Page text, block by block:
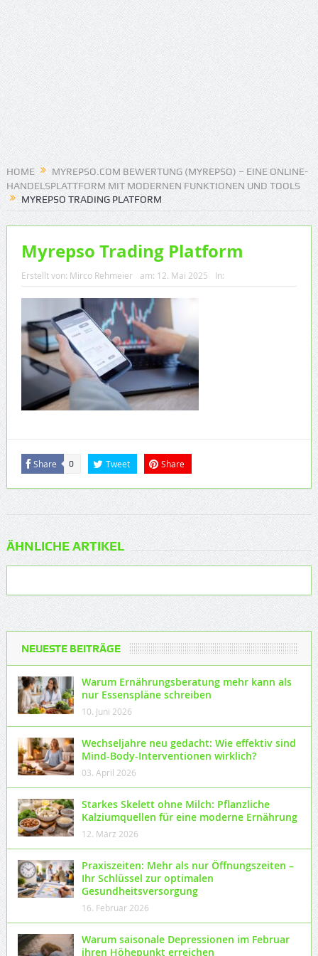
HOME
MYREPSO.COM BEWERTUNG (MYREPSO) – EINE ONLINE-
HANDELSPLATTFORM MIT MODERNEN FUNKTIONEN UND TOOLS
MYREPSO TRADING PLATFORM
Myrepso Trading Platform
Erstellt von: Mirco Rehmeier am: 12. Mai 2025 In:
Share 0 Tweet Share
ÄHNLICHE ARTIKEL
NEUESTE BEITRÄGE
Warum Ernährungsberatung mehr kann als
nur Essenspläne schreiben
10. Juni 2026
Wechseljahre neu gedacht: Wie effektiv sind
Mind-Body-Interventionen wirklich?
03. April 2026
Starkes Skelett ohne Milch: Pflanzliche
Kalziumquellen für eine moderne Ernährung
12. März 2026
Praxiszeiten: Mehr als nur Öffnungszeiten –
Ihr Schlüssel zur optimalen
Gesundheitsversorgung
16. Februar 2026
Warum saisonale Depressionen im Februar
ihren Höhepunkt erreichen